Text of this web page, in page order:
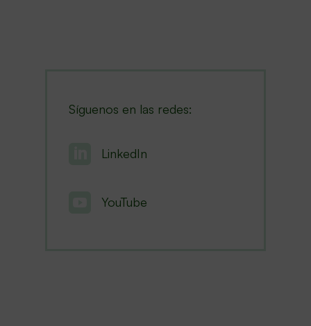
Síguenos en las redes:
LinkedIn
YouTube